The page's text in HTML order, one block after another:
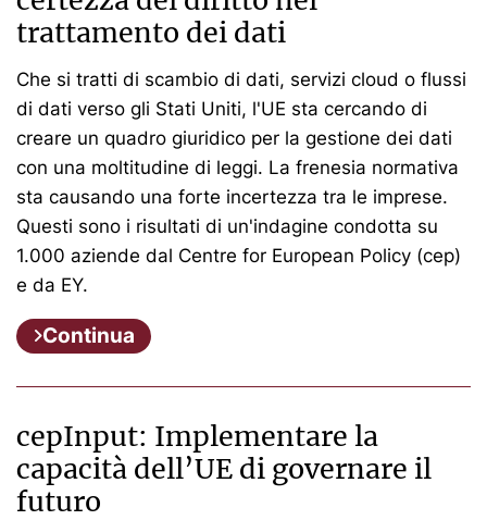
trattamento dei dati
Che si tratti di scambio di dati, servizi cloud o flussi
di dati verso gli Stati Uniti, l'UE sta cercando di
creare un quadro giuridico per la gestione dei dati
con una moltitudine di leggi. La frenesia normativa
sta causando una forte incertezza tra le imprese.
Questi sono i risultati di un'indagine condotta su
1.000 aziende dal Centre for European Policy (cep)
e da EY.
Continua
cepInput: Implementare la
capacità dell’UE di governare il
futuro